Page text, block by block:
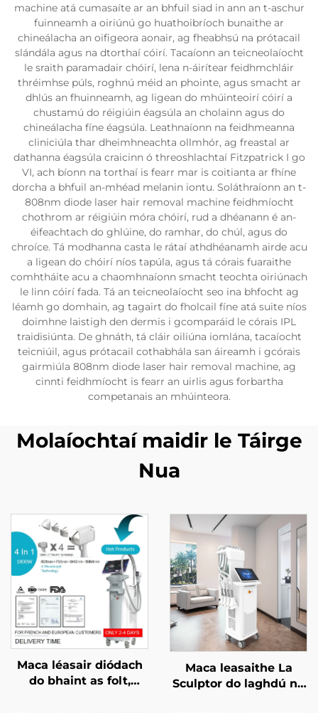
machine atá cumasaíte ar an bhfuil siad in ann an t-aschur
fuinneamh a oiriúnú go huathoibríoch bunaithe ar
chineálacha an oifigeora aonair, ag fheabhsú na prótacail
slándála agus na dtorthaí cóirí. Tacaíonn an teicneolaíocht
le sraith paramadair chóirí, lena n-áirítear feidhmchláir
thréimhse púls, roghnú méid an phointe, agus smacht ar
dhlús an fhuinneamh, ag ligean do mhúinteoirí cóirí a
chustamú do réigiúin éagsúla an cholainn agus do
chineálacha fíne éagsúla. Leathnaíonn na feidhmeanna
cliniciúla thar dheimhneachta ollmhór, ag freastal ar
dathanna éagsúla craicinn ó threoshlachtaí Fitzpatrick I go
VI, ach bíonn na torthaí is fearr mar is coitianta ar fhíne
dorcha a bhfuil an-mhéad melanin iontu. Soláthraíonn an t-
808nm diode laser hair removal machine feidhmíocht
chothrom ar réigiúin móra chóirí, rud a dhéanann é an-
éifeachtach do ghlúine, do ramhar, do chúl, agus do
chroíce. Tá modhanna casta le rátaí athdhéanamh airde acu
a ligean do chóirí níos tapúla, agus tá córais fuaraithe
comhtháite acu a chaomhnaíonn smacht teochta oiriúnach
le linn cóirí fada. Tá an teicneolaíocht seo ina bhfocht ag
léamh go domhain, ag tagairt do fholcail fíne atá suite níos
doimhne laistigh den dermis i gcomparáid le córais IPL
traidisiúnta. De ghnáth, tá cláir oiliúna iomlána, tacaíocht
teicniúil, agus prótacail cothabhála san áireamh i gcórais
gairmiúla 808nm diode laser hair removal machine, ag
cinnti feidhmíocht is fearr an uirlis agus forbartha
competanais an mhúinteora.
Molaíochtaí maidir le Táirge
Nua
Maca léasair diódach
do bhaint as folt,
Maca leasaithe La
Sculptor do laghdú na